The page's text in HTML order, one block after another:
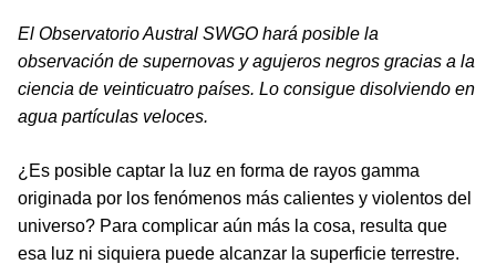
El Observatorio Austral SWGO hará posible la
observación de supernovas y agujeros negros gracias a la
ciencia de veinticuatro países. Lo consigue disolviendo en
agua partículas veloces.
¿Es posible captar la luz en forma de rayos gamma
originada por los fenómenos más calientes y violentos del
universo? Para complicar aún más la cosa, resulta que
esa luz ni siquiera puede alcanzar la superficie terrestre.